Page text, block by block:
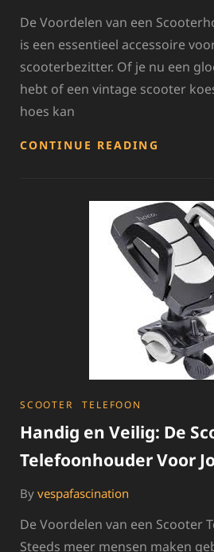
De Voordelen van een
is een essentieel accessoire
scooterbezitter. Of je nu een
hebt of een vintage scooter
hoes kan
CONTINUE READING
VOOR
JOUW
CATEGORIES
SCOOTER TELEFOON
Handig en Veilig: De
Telefoonhouder Voor
By vespafascination
De Voordelen van een Scooter
Steeds meer mensen maken